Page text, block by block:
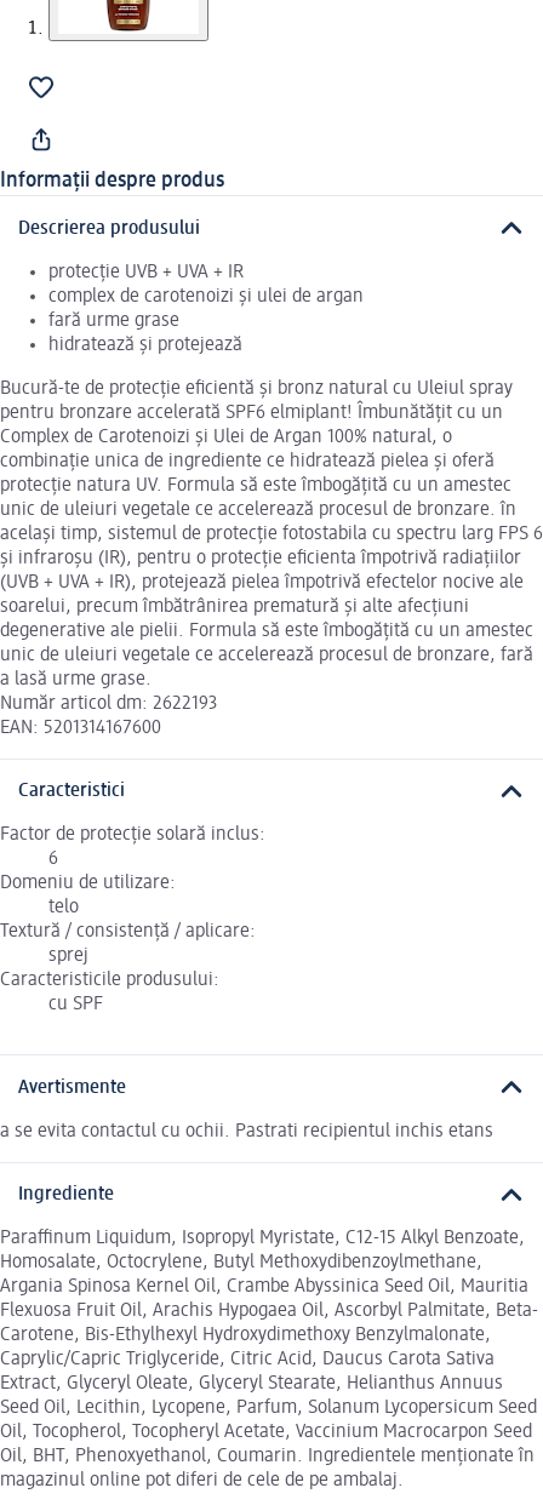
Informații despre produs
Descrierea produsului
protecție UVB + UVA + IR
complex de carotenoizi și ulei de argan
fară urme grase
hidratează și protejează
Bucură-te de protecție eficientă și bronz natural cu Uleiul spray
pentru bronzare accelerată SPF6 elmiplant! Îmbunătățit cu un
Complex de Carotenoizi și Ulei de Argan 100% natural, o
combinație unica de ingrediente ce hidratează pielea și oferă
protecție natura UV. Formula să este îmbogățită cu un amestec
unic de uleiuri vegetale ce accelerează procesul de bronzare. în
același timp, sistemul de protecție fotostabila cu spectru larg FPS 6
și infraroșu (IR), pentru o protecție eficienta împotrivă radiațiilor
(UVB + UVA + IR), protejează pielea împotrivă efectelor nocive ale
soarelui, precum îmbătrânirea prematură și alte afecțiuni
degenerative ale pielii. Formula să este îmbogățită cu un amestec
unic de uleiuri vegetale ce accelerează procesul de bronzare, fară
a lasă urme grase.
Număr articol dm: 2622193
EAN: 5201314167600
Caracteristici
Factor de protecție solară inclus:
6
Domeniu de utilizare:
telo
Textură / consistență / aplicare:
sprej
Caracteristicile produsului:
cu SPF
Avertismente
a se evita contactul cu ochii. Pastrati recipientul inchis etans
Ingrediente
Paraffinum Liquidum, Isopropyl Myristate, C12-15 Alkyl Benzoate,
Homosalate, Octocrylene, Butyl Methoxydibenzoylmethane,
Argania Spinosa Kernel Oil, Crambe Abyssinica Seed Oil, Mauritia
Flexuosa Fruit Oil, Arachis Hypogaea Oil, Ascorbyl Palmitate, Beta-
Carotene, Bis-Ethylhexyl Hydroxydimethoxy Benzylmalonate,
Caprylic/Capric Triglyceride, Citric Acid, Daucus Carota Sativa
Extract, Glyceryl Oleate, Glyceryl Stearate, Helianthus Annuus
Seed Oil, Lecithin, Lycopene, Parfum, Solanum Lycopersicum Seed
Oil, Tocopherol, Tocopheryl Acetate, Vaccinium Macrocarpon Seed
Oil, BHT, Phenoxyethanol, Coumarin. Ingredientele menționate în
magazinul online pot diferi de cele de pe ambalaj.